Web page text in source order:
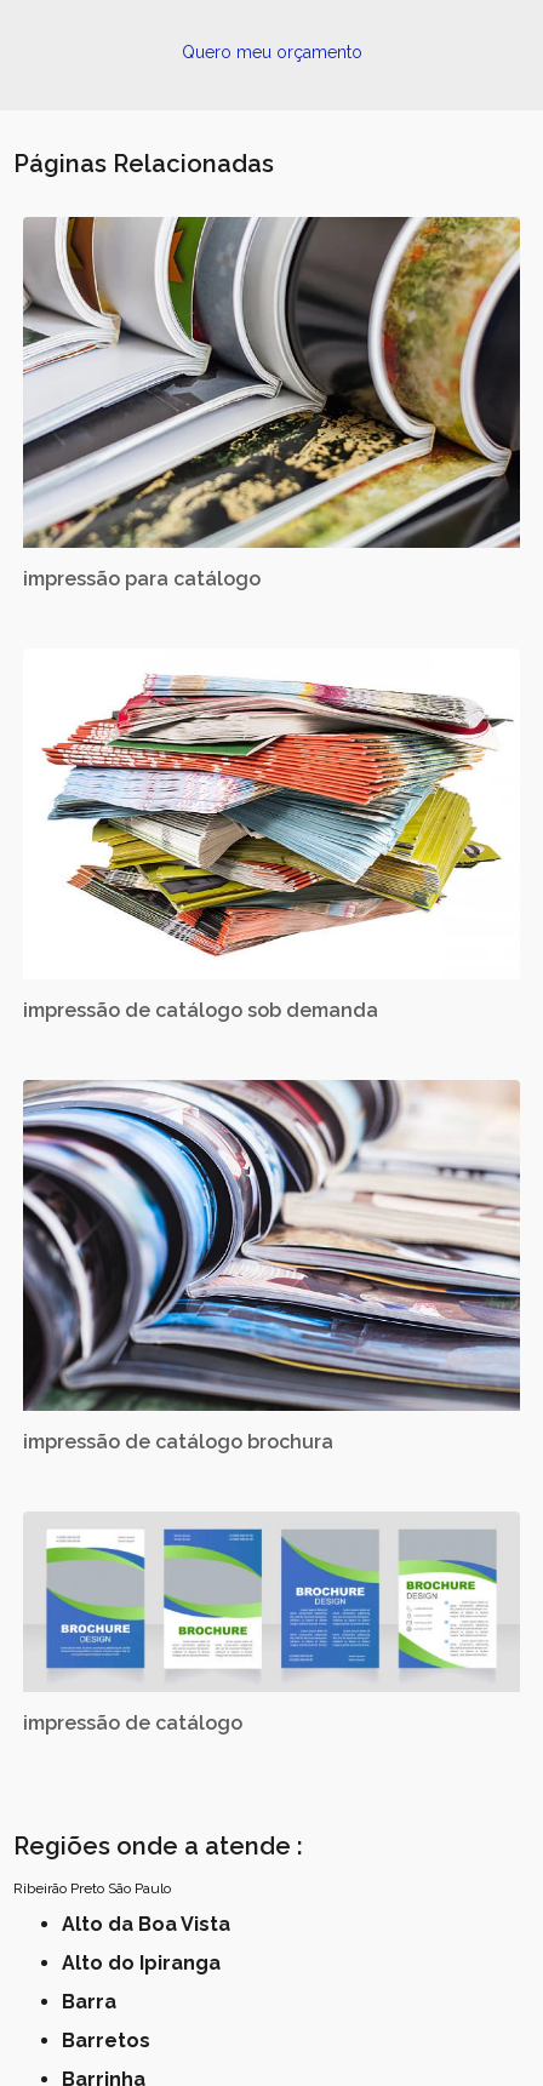
Quero meu orçamento
Páginas Relacionadas
impressão para catálogo
impressão de catálogo sob demanda
impressão de catálogo brochura
impressão de catálogo
Regiões onde a atende :
Ribeirão Preto São Paulo
Alto da Boa Vista
Alto do Ipiranga
Barra
Barretos
Barrinha